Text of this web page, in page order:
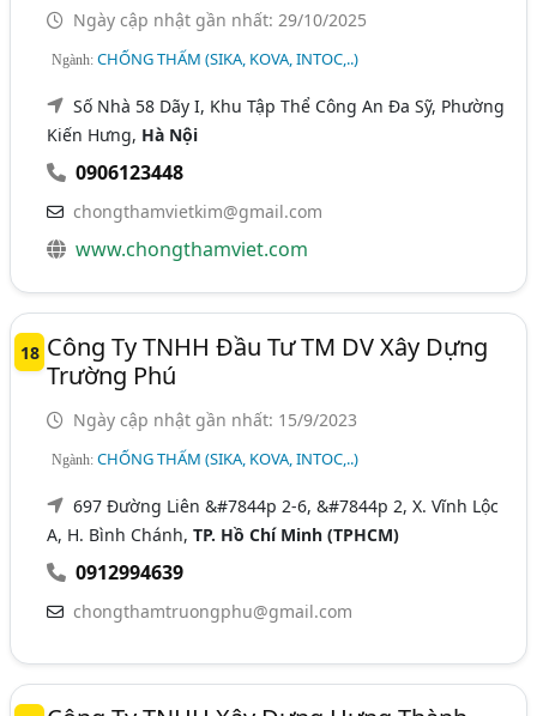
Ngày cập nhật gần nhất: 29/10/2025
Ngành:CHỐNG THẤM (SIKA, KOVA, INTOC,..)
Số Nhà 58 Dãy I, Khu Tập Thể Công An Đa Sỹ, Phường
Kiến Hưng, Hà Nội
0906123448
chongthamvietkim@gmail.com
www.chongthamviet.com
18 Công Ty TNHH Đầu Tư TM DV Xây Dựng
Trường Phú
Ngày cập nhật gần nhất: 15/9/2023
Ngành:CHỐNG THẤM (SIKA, KOVA, INTOC,..)
697 Đường Liên &#7844p 2-6, &#7844p 2, X. Vĩnh Lộc
A, H. Bình Chánh,TP. Hồ Chí Minh (TPHCM)
0912994639
chongthamtruongphu@gmail.com